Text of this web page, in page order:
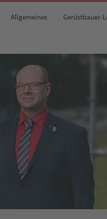
Allgemeines Gerüstbauer-